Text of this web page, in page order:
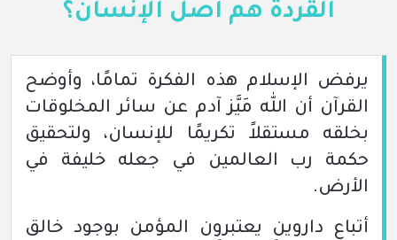
القردة هم أصل الإنسان؟
يرفض الإسلام هذه الفكرة تمامًا، وأوضح
القرآن أن الله مَيَّز آدم عن سائر المخلوقات
بخلقه مستقلاً تكريمًا للإنسان، ولتحقيق
حكمة رب العالمين في جعله خليفة في
الأرض.
أتباع داروين يعتبرون المؤمن بوجود خالق